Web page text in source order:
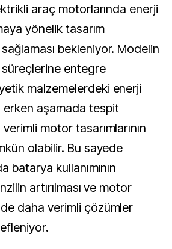
araç motorlarında enerji
yönelik tasarım
bekleniyor. Modelin
entegre
malzemelerdeki enerji
erken aşamada tespit
motor tasarımlarının
olabilir. Bu sayede
batarya kullanımının
artırılması ve motor
daha verimli çözümler